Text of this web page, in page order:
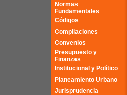
Normas
Fundamentales
Códigos
Compilaciones
Convenios
Presupuesto y
Finanzas
Institucional y Político
Planeamiento Urbano
Jurisprudencia